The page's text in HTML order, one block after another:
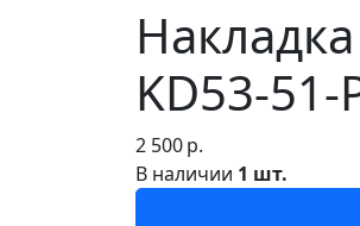
KD53-
2 500р.
В наличии 1 шт.